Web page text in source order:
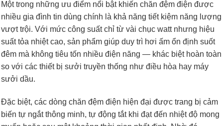
Một trong những ưu điểm nổi bật khiến chăn đệm điện được
nhiều gia đình tin dùng chính là khả năng tiết kiệm năng lượng
vượt trội. Với mức công suất chỉ từ vài chục watt nhưng hiệu
suất tỏa nhiệt cao, sản phẩm giúp duy trì hơi ấm ổn định suốt
đêm mà không tiêu tốn nhiều điện năng — khác biệt hoàn toàn
so với các thiết bị sưởi truyền thống như điều hòa hay máy
sưởi dầu.
Đặc biệt, các dòng chăn đệm điện hiện đại được trang bị cảm
biến tự ngắt thông minh, tự động tắt khi đạt đến nhiệt độ mong